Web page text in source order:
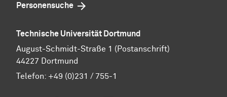
Personensuche
Technische Universität Dortmund
August-Schmidt-Straße 1 (Postanschrift)
44227 Dortmund
Telefon: +49 (0)231 / 755-1